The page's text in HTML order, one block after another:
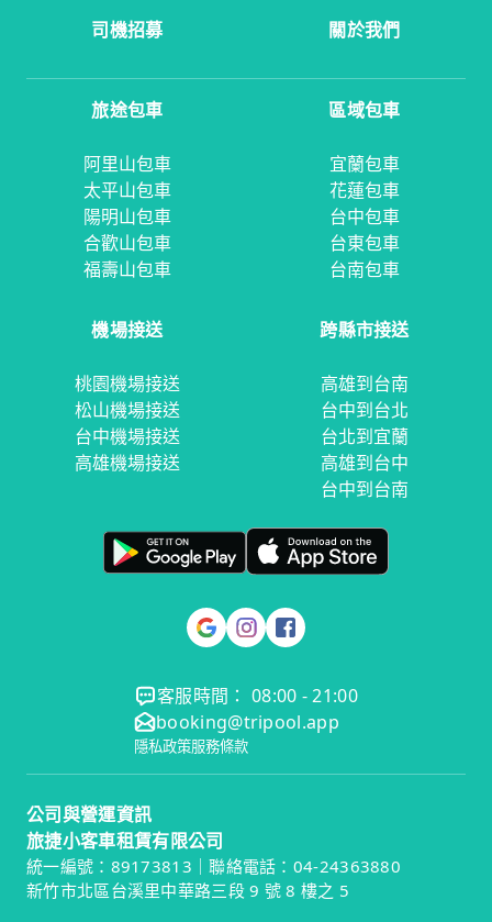
司機招募
關於我們
旅途包車
阿里山包車
太平山包車
陽明山包車
合歡山包車
福壽山包車
區域包車
宜蘭包車
花蓮包車
台中包車
台東包車
台南包車
機場接送
桃園機場接送
松山機場接送
台中機場接送
高雄機場接送
跨縣市接送
高雄到台南
台中到台北
台北到宜蘭
高雄到台中
台中到台南
客服時間： 08:00 - 21:00
booking@tripool.app
隱私政策服務條款
公司與營運資訊
旅捷小客車租賃有限公司
統一編號：89173813｜聯絡電話：04-24363880
新竹市北區台溪里中華路三段 9 號 8 樓之 5